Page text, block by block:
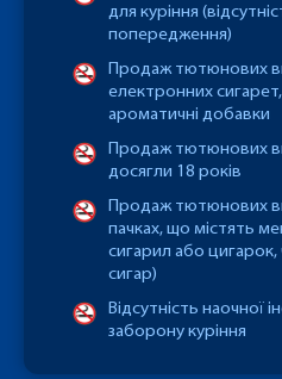
для куріння
попередження)
Продаж тютюнових
електронних
ароматичні добавки
Продаж тютюнових
досягли 18 років
Продаж тютюнових
пачках, що містять
сигарил або
сигар)
Відсутність наочної
заборону куріння